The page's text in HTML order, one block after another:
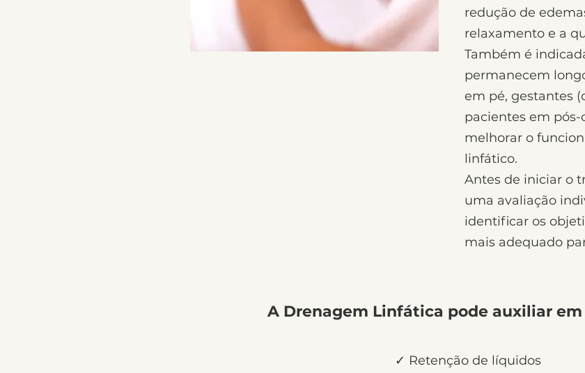
redução de
relaxamento e a
Também é
permanecem
em pé, gestantes
pacientes em
melhorar o
linfático.
Antes de iniciar o
uma avaliação
identificar os
mais adequado
A Drenagem Linfática pode auxiliar em
✓ Retenção de líquidos